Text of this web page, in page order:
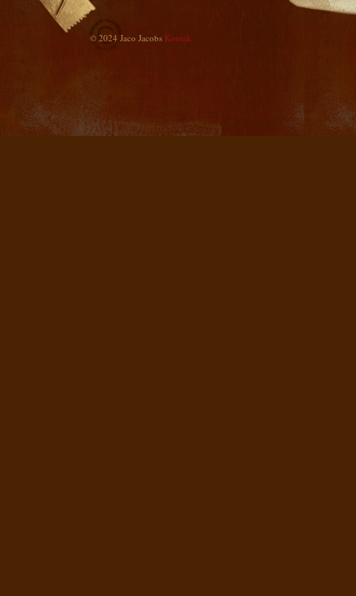
© 2024 Jaco Jacobs Kontak